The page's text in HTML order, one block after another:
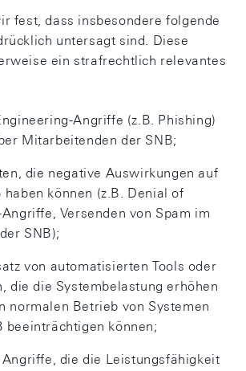
fest, dass insbesondere folgende
untersagt sind. Diese
ein strafrechtlich relevantes
Angriffe (z.B. Phishing)
Mitarbeitenden der SNB;
die negative Auswirkungen auf
haben können (z.B. Denial of
Versenden von Spam im
SNB);
von automatisierten Tools oder
die die Systembelastung erhöhen
normalen Betrieb von Systemen
beeinträchtigen können;
die die Leistungsfähigkeit